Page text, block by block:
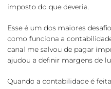
imposto do que deveria.
Esse é um dos maiores
como funciona a
canal me salvou de pagar
ajudou a definir margens de
Quando a contabilidade é